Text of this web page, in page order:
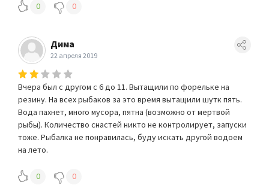
0 0
Дима
22 апреля 2019
Вчера был с другом с 6 до 11. Вытащили по форельке на
резину. На всех рыбаков за это время вытащили шутк пять.
Вода пахнет, много мусора, пятна (возможно от мертвой
рыбы). Количество снастей никто не контролирует, запуски
тоже. Рыбалка не понравилась, буду искать другой водоем
на лето.
0 0